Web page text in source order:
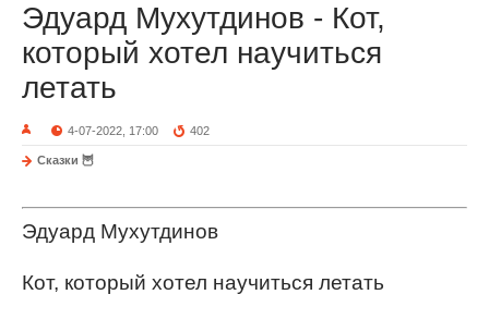
Эдуард Мухутдинов - Кот,
который хотел научиться
летать
4-07-2022, 17:00 402
Сказки 🦉
Эдуард Мухутдинов
Кот, который хотел научиться летать